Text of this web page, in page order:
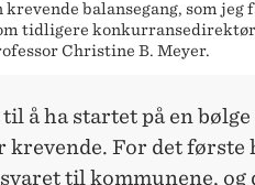
krevende balansegang, som
tidligere
Christine B. Meyer.
å ha startet på en
For det første
til kommunene,